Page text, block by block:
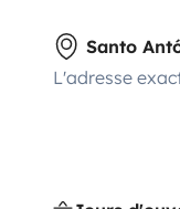
Santo
L'adresse